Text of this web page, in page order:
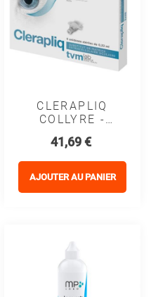
CLERAPLIQ
COLLYRE -
Prix
41,69 €
AJOUTER AU PANIER